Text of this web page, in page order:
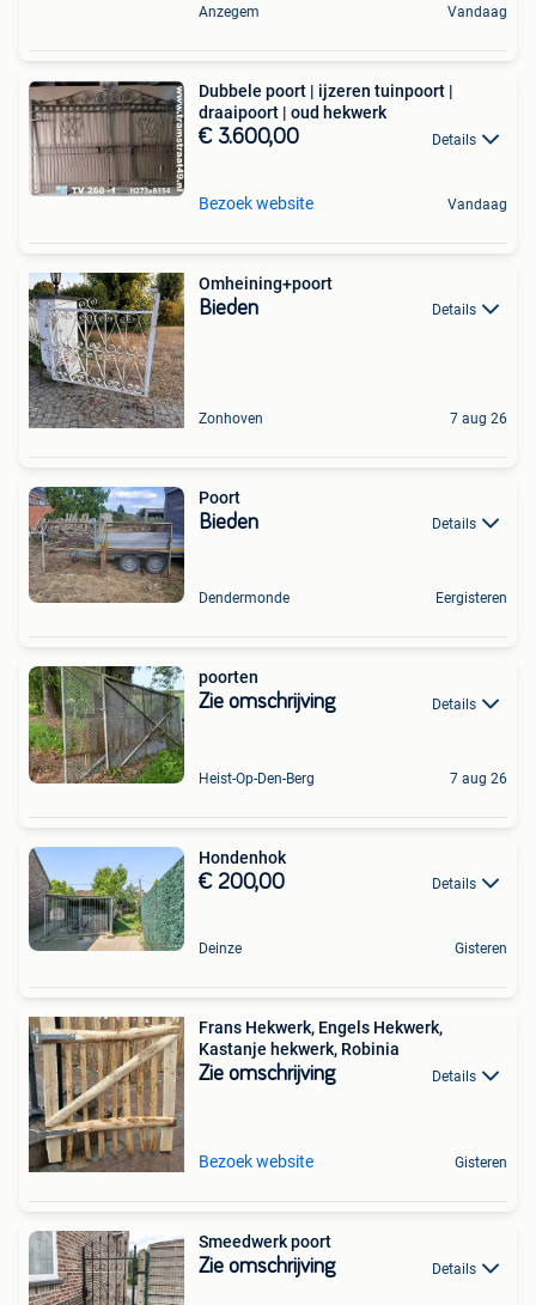
Anzegem Vandaag
Dubbele poort | ijzeren tuinpoort |
draaipoort | oud hekwerk
€ 3.600,00 Details
Bezoek website Vandaag
Omheining+poort
Bieden Details
Zonhoven 7 aug 26
Poort
Bieden Details
Dendermonde Eergisteren
poorten
Zie omschrijving Details
Heist-Op-Den-Berg 7 aug 26
Hondenhok
€ 200,00 Details
Deinze Gisteren
Frans Hekwerk, Engels Hekwerk,
Kastanje hekwerk, Robinia
Zie omschrijving Details
Bezoek website Gisteren
Smeedwerk poort
Zie omschrijving Details